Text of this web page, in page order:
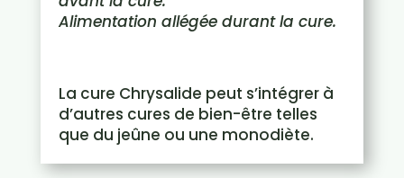
Alimentation allégée durant la cure.
La cure Chrysalide peut s’intégrer à
d’autres cures de bien-être telles
que du jeûne ou une monodiète.